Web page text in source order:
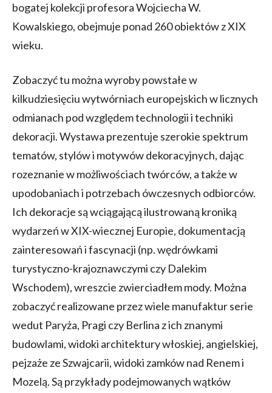
bogatej kolekcji profesora Wojciecha W.
Kowalskiego, obejmuje ponad 260 obiektów z XIX
wieku.
Zobaczyć tu można wyroby powstałe w
kilkudziesięciu wytwórniach europejskich w licznych
odmianach pod względem technologii i techniki
dekoracji. Wystawa prezentuje szerokie spektrum
tematów, stylów i motywów dekoracyjnych, dając
rozeznanie w możliwościach twórców, a także w
upodobaniach i potrzebach ówczesnych odbiorców.
Ich dekoracje są wciągającą ilustrowaną kroniką
wydarzeń w XIX-wiecznej Europie, dokumentacją
zainteresowań i fascynacji (np. wędrówkami
turystyczno-krajoznawczymi czy Dalekim
Wschodem), wreszcie zwierciadłem mody. Można
zobaczyć realizowane przez wiele manufaktur serie
wedut Paryża, Pragi czy Berlina z ich znanymi
budowlami, widoki architektury włoskiej, angielskiej,
pejzaże ze Szwajcarii, widoki zamków nad Renem i
Mozelą. Są przykłady podejmowanych wątków